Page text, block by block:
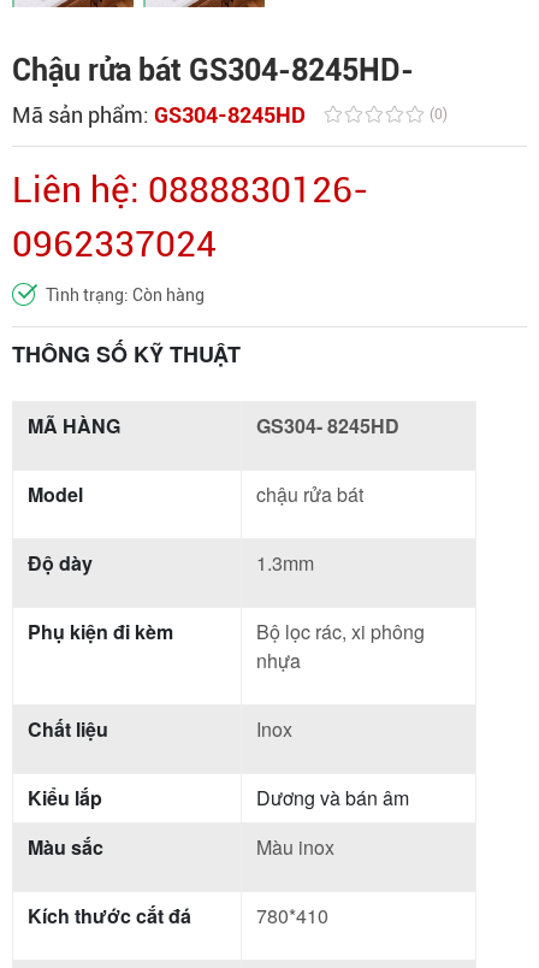
Chậu rửa bát GS304-8245HD-
Mã sản phẩm: GS304-8245HD (0)
Liên hệ: 0888830126-
0962337024
Tình trạng: Còn hàng
THÔNG SỐ KỸ THUẬT
MÃ HÀNG GS304- 8245HD
Model chậu rửa bát
Độ dày 1.3mm
Phụ kiện đi kèm
Bộ lọc rác, xi phông
nhựa
Chất liệu Inox
Kiểu lắp
Dương và bán âm
Màu sắc
Màu inox
Kích thước cắt đá 780*410